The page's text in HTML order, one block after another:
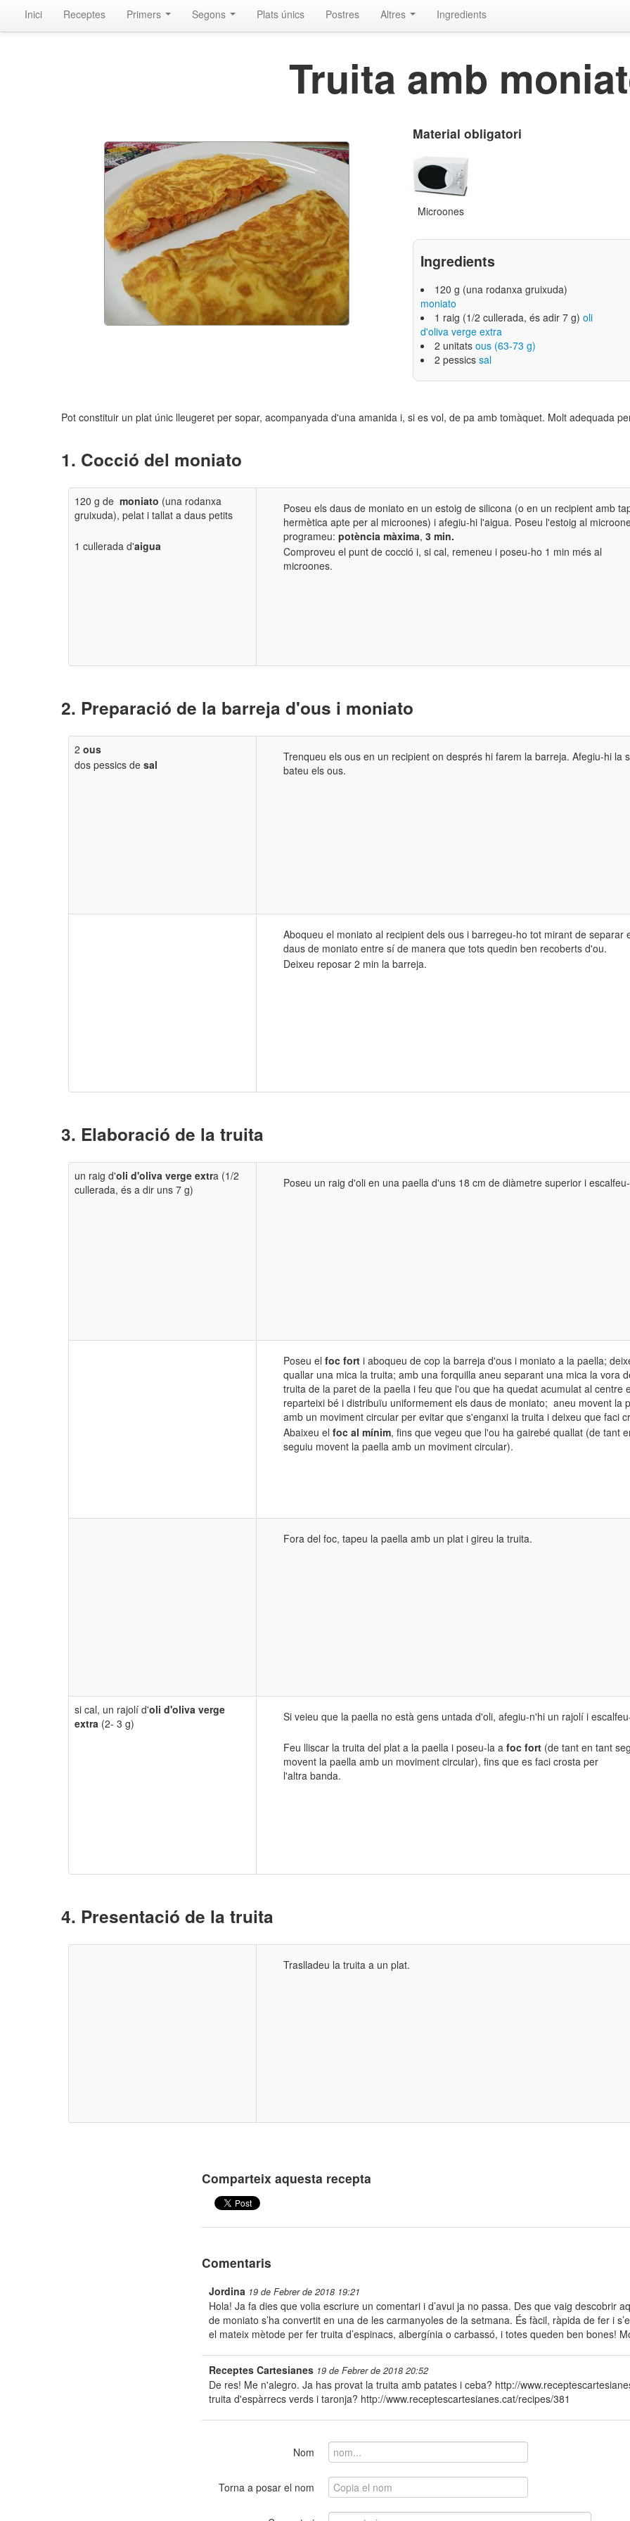
Inici Receptes Primers Segons Plats únics Postres Altres Ingredients
Truita amb
Material obligatori
Microones
Ingredients
120 g (una rodanxa gruixuda)
moniato
1 raig (1/2 cullerada, és adir 7 g) oli
d'oliva verge extra
2 unitats ous (63-73 g)
2 pessics sal
Pot constituir un plat únic lleugeret per sopar, acompanyada d'una amanida i, si es vol, de pa amb tomàquet. Molt adequada
Cocció del moniato
120 g de moniato (una rodanxa
gruixuda), pelat i tallat a daus petits
1 cullerada d'aigua
Poseu els daus de moniato en un estoig de silicona (o en un recipient amb
hermètica apte per al microones) i afegiu-hi l'aigua. Poseu l'estoig al
programeu: potència màxima, 3 min.
Comproveu el punt de cocció i, si cal, remeneu i poseu-ho 1 min més al
microones.
Preparació de la barreja d'ous i moniato
2 ous
dos pessics de sal
Trenqueu els ous en un recipient on després hi farem la barreja. Afegiu-hi la
bateu els ous.
Aboqueu el moniato al recipient dels ous i barregeu-ho tot mirant de separar
daus de moniato entre sí de manera que tots quedin ben recoberts d'ou.
Deixeu reposar 2 min la barreja.
Elaboració de la truita
un raig d'oli d'oliva verge extra (1/2
cullerada, és a dir uns 7 g)
Poseu un raig d'oli en una paella d'uns 18 cm de diàmetre superior i
Poseu el foc fort i aboqueu de cop la barreja d'ous i moniato a la paella;
quallar una mica la truita; amb una forquilla aneu separant una mica la vora
truita de la paret de la paella i feu que l'ou que ha quedat acumulat al centre
reparteixi bé i distribuïu uniformement els daus de moniato; aneu movent la
amb un moviment circular per evitar que s'enganxi la truita i deixeu que faci
Abaixeu el foc al mínim, fins que vegeu que l'ou ha gairebé quallat (de tant
seguiu movent la paella amb un moviment circular).
Fora del foc, tapeu la paella amb un plat i gireu la truita.
si cal, un rajolí d'oli d'oliva verge
extra (2- 3 g) Si veieu que la paella no està gens untada d'oli, afegiu-n'hi un rajolí i
Feu lliscar la truita del plat a la paella i poseu-la a foc fort (de tant en tant
movent la paella amb un moviment circular), fins que es faci crosta per
l'altra banda.
Presentació de la truita
Traslladeu la truita a un plat.
Comparteix aquesta recepta
Comentaris
Jordina 19 de Febrer de 2018 19:21
Hola! Ja fa dies que volia escriure un comentari i d’avui ja no passa. Des que vaig descobrir
de moniato s’ha convertit en una de les carmanyoles de la setmana. És fàcil, ràpida de fer i
el mateix mètode per fer truita d’espinacs, albergínia o carbassó, i totes queden ben bones!
Receptes Cartesianes 19 de Febrer de 2018 20:52
De res! Me n'alegro. Ja has provat la truita amb patates i ceba? http://
truita d'espàrrecs verds i taronja? http://www.receptescartesianes.cat/recipes/381
Nom
Torna a posar el nom